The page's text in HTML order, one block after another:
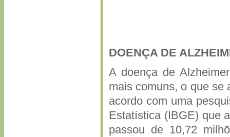
DOENÇA DE
A doença de
mais comuns, o que se
acordo com uma
Estatística (IBGE) que
passou de 10,72